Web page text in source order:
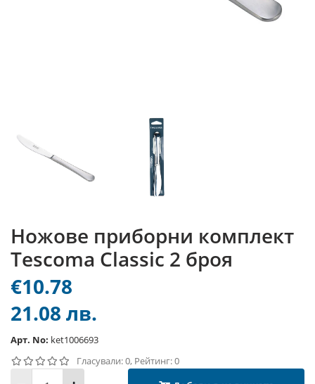
Ножове приборни комплект
Tescoma Classic 2 броя
€10.78
21.08 лв.
Арт. No: ket1006693
Гласували: 0, Рейтинг: 0